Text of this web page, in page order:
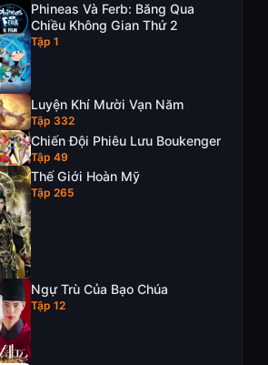
Phineas Và Ferb: Băng Qua
Chiều Không Gian Thứ 2
Tập 1
Luyện Khí Mười Vạn Năm
Tập 332
Chiến Đội Phiêu Lưu Boukenger
Tập 49
Thế Giới Hoàn Mỹ
Tập 265
Ngự Trù Của Bạo Chúa
Tập 12